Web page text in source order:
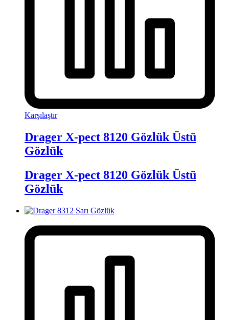
Karşılaştır
Drager X-pect 8120 Gözlük Üstü
Gözlük
Drager X-pect 8120 Gözlük Üstü
Gözlük